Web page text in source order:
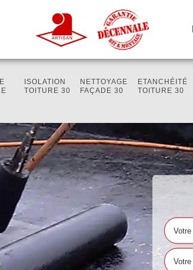
ISOLATION
TOITURE 30
NETTOYAGE
FAÇADE 30
ETANCHÉITÉ
TOITURE 30